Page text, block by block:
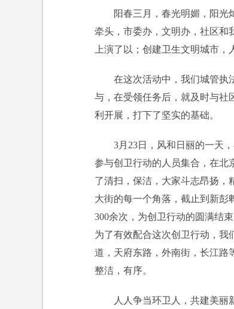
阳春三月，春光明媚，阳光
牵头，市委办，文明办，社区和
上演了以；创建卫生文明城市
在这次活动中，我们城管执
与，在受领任务后，就及时与社
利开展，打下了坚实的基础。
3月23日，风和日丽的一天
参与创卫行动的人员集合，在北
了清扫，保洁，大家斗志昂扬，
大街的每一个角落，截止到新彭
300余次，为创卫行动的圆满结
为了有效配合这次创卫行动，我
道，天府东路，外南街，长江路
整洁，有序。
人人争当环卫人，共建美